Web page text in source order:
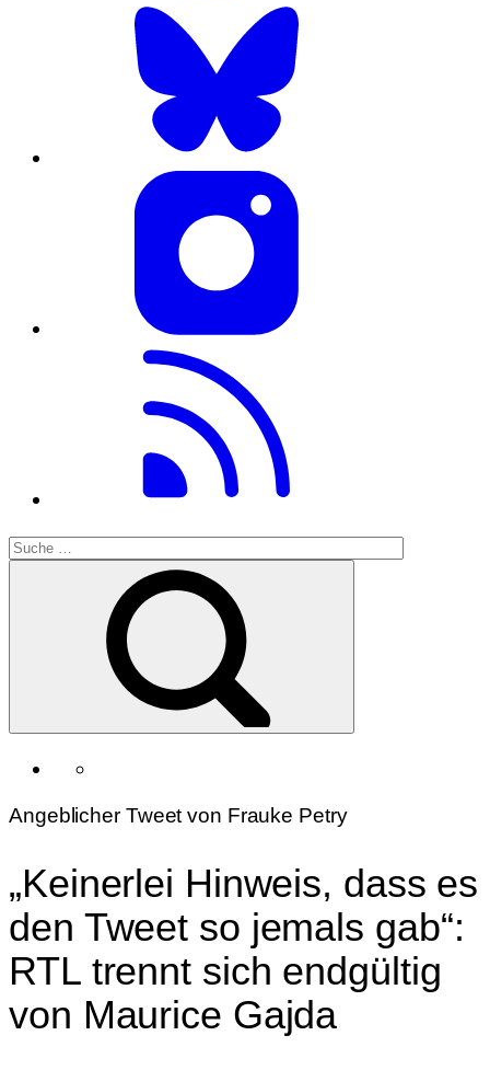
Angeblicher Tweet von Frauke Petry
„Keinerlei Hinweis, dass es
den Tweet so jemals gab“:
RTL trennt sich endgültig
von Maurice Gajda